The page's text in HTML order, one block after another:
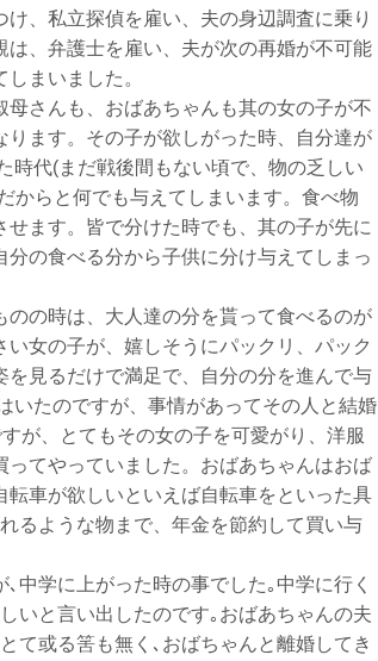
、私立探偵を雇い、夫の身辺調査に乗り
、弁護士を雇い、夫が次の再婚が不可能
まいました。
さんも、おばあちゃんも其の女の子が不
ます。その子が欲しがった時、自分達が
時代(まだ戦後間もない頃で、物の乏しい
からと何でも与えてしまいます。食べ物
ます。皆で分けた時でも、其の子が先に
の食べる分から子供に分け与えてしまっ
の時は、大人達の分を貰って食べるのが
女の子が、嬉しそうにパックリ、パック
見るだけで満足で、自分の分を進んで与
いたのですが、事情があってその人と結婚
が、とてもその女の子を可愛がり、洋服
てやっていました。おばあちゃんはおば
車が欲しいといえば自転車をといった具
るような物まで、年金を節約して買い与
中学に上がった時の事でした｡中学に行く
いと言い出したのです｡おばあちゃんの夫
て或る筈も無く､おばちゃんと離婚してき